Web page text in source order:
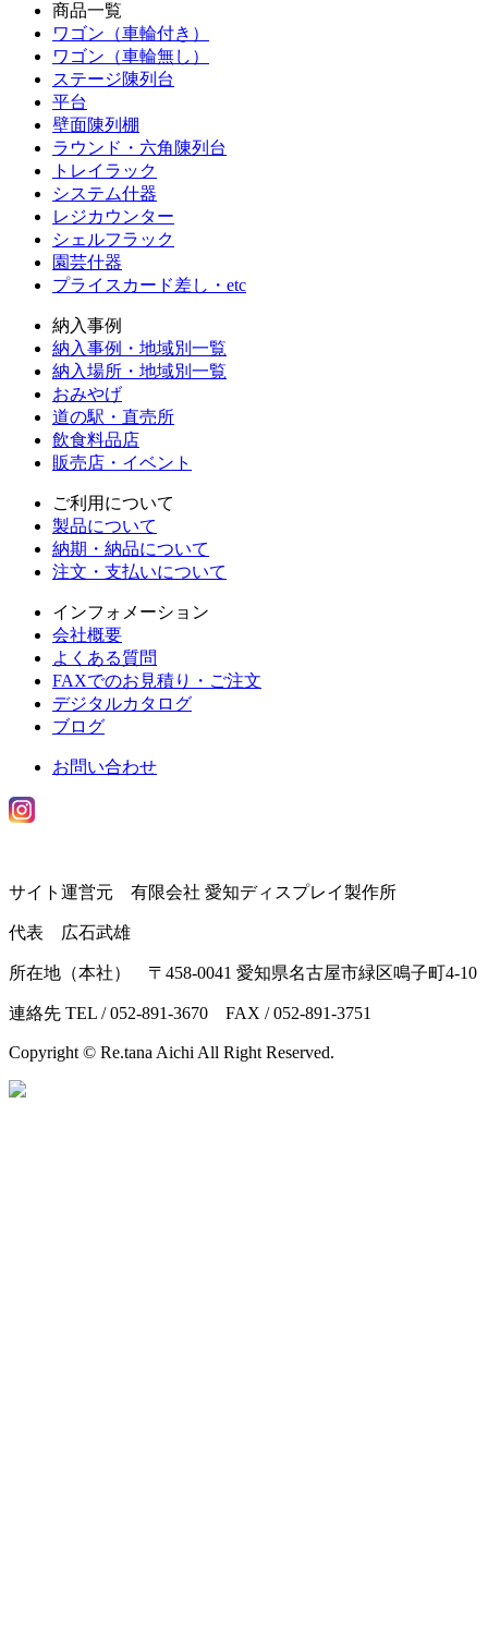
商品一覧
ワゴン（車輪付き）
ワゴン（車輪無し）
ステージ陳列台
平台
壁面陳列棚
ラウンド・六角陳列台
トレイラック
システム什器
レジカウンター
シェルフラック
園芸什器
プライスカード差し・etc
納入事例
納入事例・地域別一覧
納入場所・地域別一覧
おみやげ
道の駅・直売所
飲食料品店
販売店・イベント
ご利用について
製品について
納期・納品について
注文・支払いについて
インフォメーション
会社概要
よくある質問
FAXでのお見積り・ご注文
デジタルカタログ
ブログ
お問い合わせ
サイト運営元 有限会社 愛知ディスプレイ製作所
代表 広石武雄
所在地（本社） 〒458-0041 愛知県名古屋市緑区鳴子町4-10
連絡先 TEL / 052-891-3670 FAX / 052-891-3751
Copyright © Re.tana Aichi All Right Reserved.